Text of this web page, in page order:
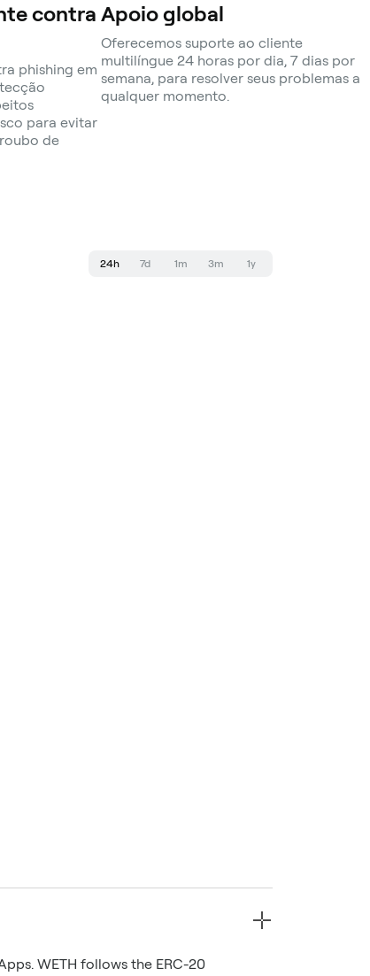
contra
phishing em
para evitar
de
Apoio global
Oferecemos suporte ao cliente
multilíngue 24 horas por dia, 7 dias por
semana, para resolver seus problemas a
qualquer momento.
24h 7d 1m 3m 1y
WETH follows the ERC-20